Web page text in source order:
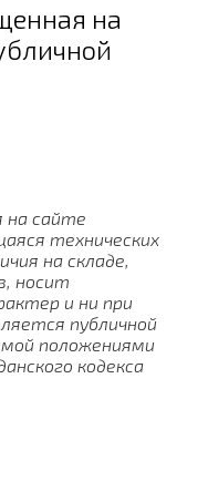
на
на сайте
технических
на складе,
носит
и ни при
публичной
положениями
кодекса